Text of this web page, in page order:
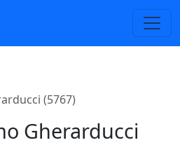
(5767)
Gherarducci